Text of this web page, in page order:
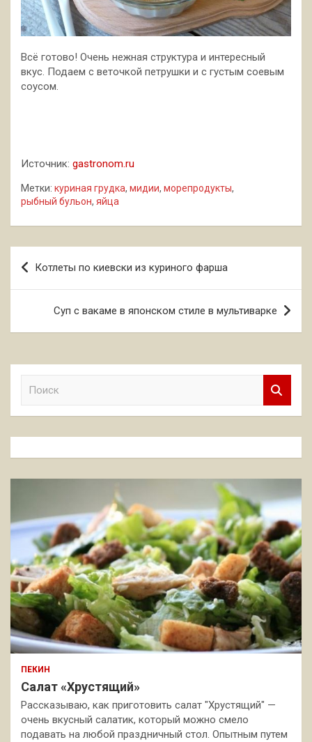
Всё готово! Очень нежная структура и интересный
вкус. Подаем с веточкой петрушки и с густым соевым
соусом.
Источник: gastronom.ru
Метки: куриная грудка, мидии, морепродукты,
рыбный бульон, яйца
Навигация
по
записям
Котлеты по киевски из куриного фарша
Суп с вакаме в японском стиле в мультиварке
к
ПЕКИН
Салат «Хрустящий»
Рассказываю, как приготовить салат "Хрустящий" —
очень вкусный салатик, который можно смело
подавать на любой праздничный стол. Опытным путем